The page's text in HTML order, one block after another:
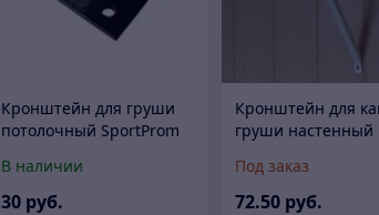
Кронштейн для груши
потолочный SportProm
В наличии
30 руб.
Кронштейн для
груши настенный
Под заказ
72.50 руб.